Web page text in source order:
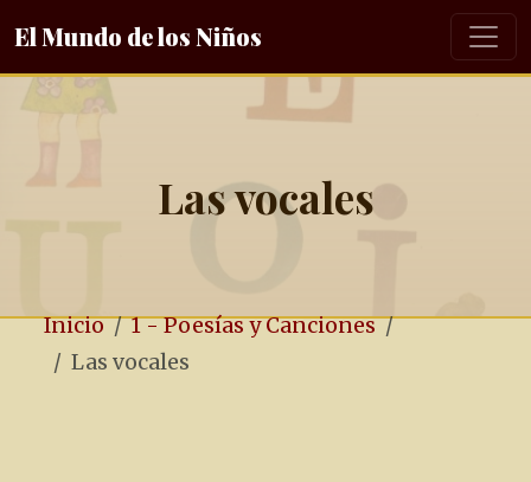
El Mundo de los Niños
Las vocales
Inicio
1 - Poesías y Canciones
Las vocales